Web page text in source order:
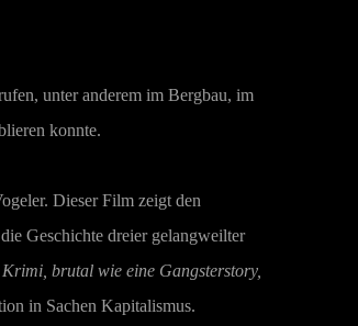
unter anderem im Bergbau, im
konnte.
Dieser Film zeigt den
Geschichte dreier gelangweilter
brutal wie eine Gangsterstory,
in Sachen Kapitalismus.